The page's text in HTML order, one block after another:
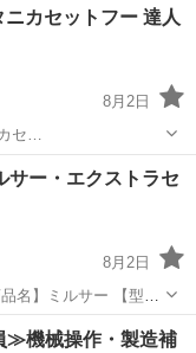
カセットフー 達人
8月2日
セ…
サー・エクストラセ
8月2日
品名】ミルサー 【型
≫機械操作・製造補